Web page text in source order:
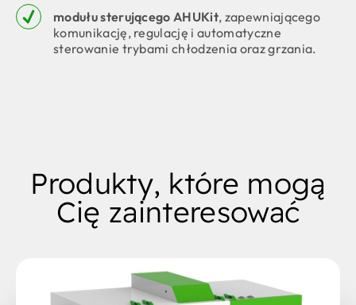
modułu sterującego AHUKit, zapewniającego
komunikację, regulację i automatyczne
sterowanie trybami chłodzenia oraz grzania.
Produkty, które mogą
Cię zainteresować